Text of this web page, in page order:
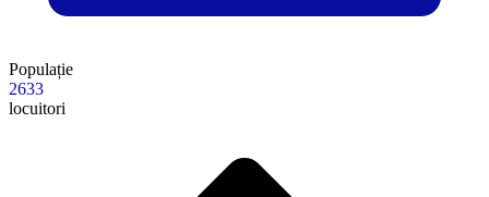
Populație
2633
locuitori